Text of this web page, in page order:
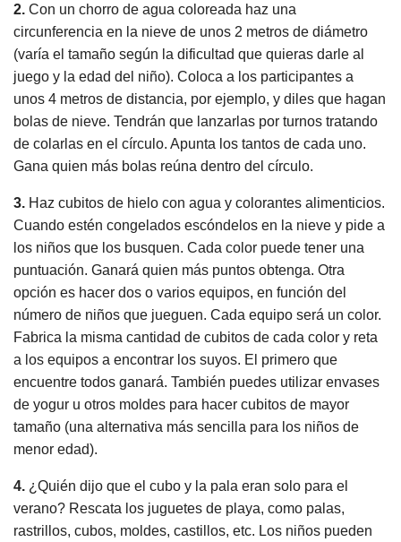
2. Con un chorro de agua coloreada haz una
circunferencia en la nieve de unos 2 metros de diámetro
(varía el tamaño según la dificultad que quieras darle al
juego y la edad del niño). Coloca a los participantes a
unos 4 metros de distancia, por ejemplo, y diles que hagan
bolas de nieve. Tendrán que lanzarlas por turnos tratando
de colarlas en el círculo. Apunta los tantos de cada uno.
Gana quien más bolas reúna dentro del círculo.
3. Haz cubitos de hielo con agua y colorantes alimenticios.
Cuando estén congelados escóndelos en la nieve y pide a
los niños que los busquen. Cada color puede tener una
puntuación. Ganará quien más puntos obtenga. Otra
opción es hacer dos o varios equipos, en función del
número de niños que jueguen. Cada equipo será un color.
Fabrica la misma cantidad de cubitos de cada color y reta
a los equipos a encontrar los suyos. El primero que
encuentre todos ganará. También puedes utilizar envases
de yogur u otros moldes para hacer cubitos de mayor
tamaño (una alternativa más sencilla para los niños de
menor edad).
4. ¿Quién dijo que el cubo y la pala eran solo para el
verano? Rescata los juguetes de playa, como palas,
rastrillos, cubos, moldes, castillos, etc. Los niños pueden